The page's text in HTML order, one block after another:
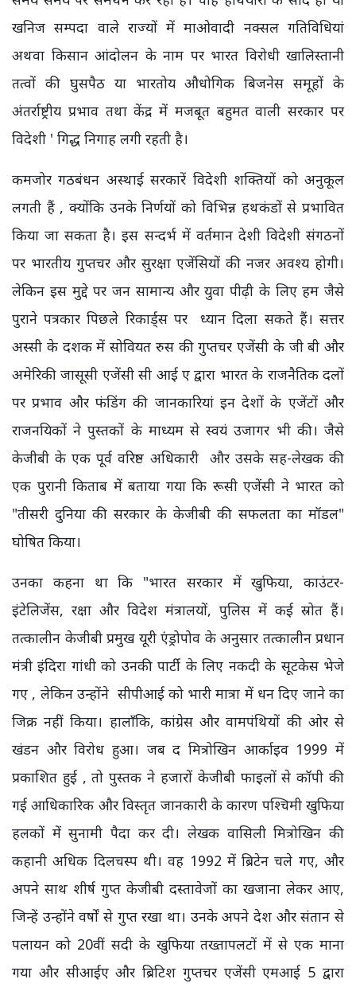
खनिज सम्पदा वाले राज्यों में माओवादी नक्सल गतिविधियां
अथवा किसान आंदोलन के नाम पर भारत विरोधी खालिस्तानी
तत्वों की घुसपैठ या भारतोय औधोगिक बिजनेस समूहों के
अंतर्राष्ट्रीय प्रभाव तथा केंद्र में मजबूत बहुमत वाली सरकार पर
विदेशी ' गिद्ध निगाह लगी रहती है।
कमजोर गठबंधन अस्थाई सरकारें विदेशी शक्तियों को अनुकूल
लगती हैं , क्योंकि उनके निर्णयों को विभिन्न हथकंडों से प्रभावित
किया जा सकता है। इस सन्दर्भ में वर्तमान देशी विदेशी संगठनों
पर भारतीय गुप्तचर और सुरक्षा एजेंसियों की नजर अवश्य होगी।
लेकिन इस मुद्दे पर जन सामान्य और युवा पीढ़ी के लिए हम जैसे
पुराने पत्रकार पिछले रिकार्ड्स पर ध्यान दिला सकते हैं। सत्तर
अस्सी के दशक में सोवियत रुस की गुप्तचर एजेंसी के जी बी और
अमेरिकी जासूसी एजेंसी सी आई ए द्वारा भारत के राजनैतिक दलों
पर प्रभाव और फंडिंग की जानकारियां इन देशों के एजेंटों और
राजनयिकों ने पुस्तकों के माध्यम से स्वयं उजागर भी की। जैसे
केजीबी के एक पूर्व वरिष्ठ अधिकारी और उसके सह-लेखक की
एक पुरानी किताब में बताया गया कि रूसी एजेंसी ने भारत को
"तीसरी दुनिया की सरकार के केजीबी की सफलता का मॉडल"
घोषित किया।
उनका कहना था कि "भारत सरकार में खुफिया, काउंटर-
इंटेलिजेंस, रक्षा और विदेश मंत्रालयों, पुलिस में कई स्रोत हैं।
तत्कालीन केजीबी प्रमुख यूरी एंड्रोपोव के अनुसार तत्कालीन प्रधान
मंत्री इंदिरा गांधी को उनकी पार्टी के लिए नकदी के सूटकेस भेजे
गए , लेकिन उन्होंने सीपीआई को भारी मात्रा में धन दिए जाने का
जिक्र नहीं किया। हालाँकि, कांग्रेस और वामपंथियों की ओर से
खंडन और विरोध हुआ। जब द मित्रोखिन आर्काइव 1999 में
प्रकाशित हुई , तो पुस्तक ने हजारों केजीबी फाइलों से कॉपी की
गई आधिकारिक और विस्तृत जानकारी के कारण पश्चिमी खुफिया
हलकों में सुनामी पैदा कर दी। लेखक वासिली मित्रोखिन की
कहानी अधिक दिलचस्प थी। वह 1992 में ब्रिटेन चले गए, और
अपने साथ शीर्ष गुप्त केजीबी दस्तावेजों का खजाना लेकर आए,
जिन्हें उन्होंने वर्षों से गुप्त रखा था। उनके अपने देश और संतान से
पलायन को 20वीं सदी के खुफिया तख्तापलटों में से एक माना
गया और सीआईए और ब्रिटिश गुप्तचर एजेंसी एमआई 5 द्वारा